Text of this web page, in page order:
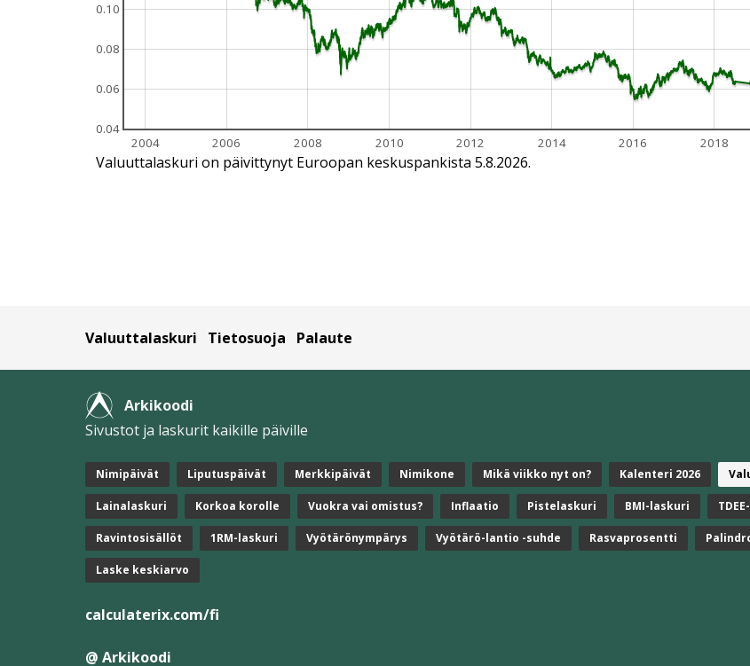
2004 2006 2008 2010 2012 2014 2016 2018
0.04
0.06
0.08
0.10
Valuuttalaskuri on päivittynyt Euroopan keskuspankista 5.8.2026.
Valuuttalaskuri Tietosuoja Palaute
Arkikoodi
Sivustot ja laskurit kaikille päiville
Nimipäivät Liputuspäivät Merkkipäivät Nimikone Mikä viikko nyt on? Kalenteri 2026
Lainalaskuri Korkoa korolle Vuokra vai omistus? Inflaatio Pistelaskuri BMI-laskuri
Ravintosisällöt 1RM-laskuri Vyötärönympärys Vyötärö-lantio -suhde Rasvaprosentti
Laske keskiarvo
calculaterix.com/fi
@ Arkikoodi